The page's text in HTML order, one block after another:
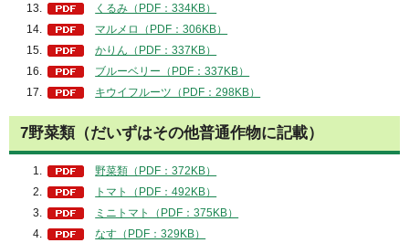
くるみ（PDF：334KB）
マルメロ（PDF：306KB）
かりん（PDF：337KB）
ブルーベリー（PDF：337KB）
キウイフルーツ（PDF：298KB）
7野菜類（だいずはその他普通作物に記載）
野菜類（PDF：372KB）
トマト（PDF：492KB）
ミニトマト（PDF：375KB）
なす（PDF：329KB）